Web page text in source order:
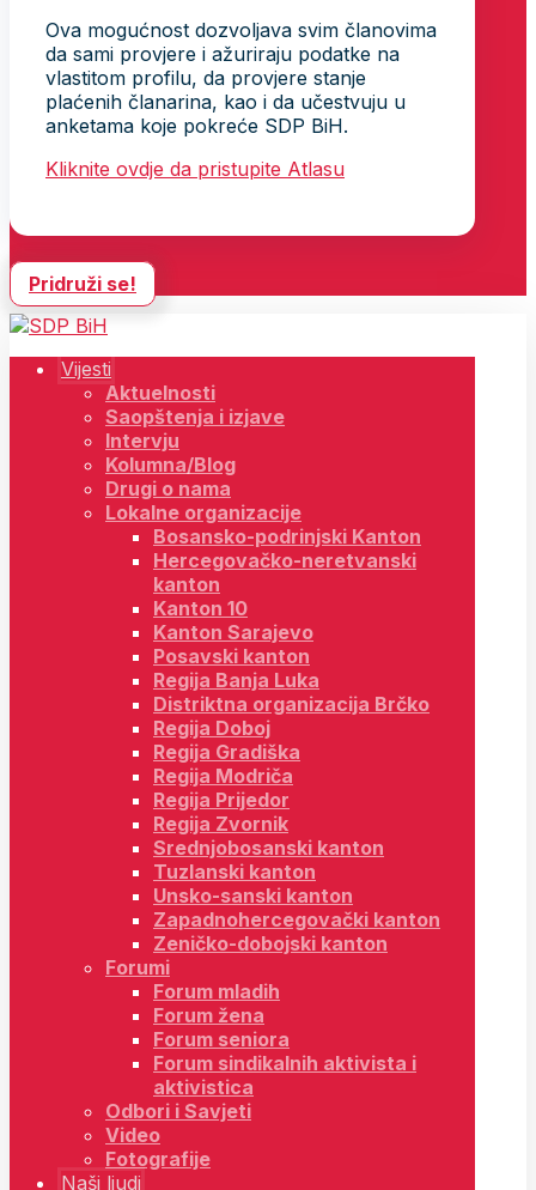
Ova mogućnost dozvoljava svim članovima
da sami provjere i ažuriraju podatke na
vlastitom profilu, da provjere stanje
plaćenih članarina, kao i da učestvuju u
anketama koje pokreće SDP BiH.
Kliknite ovdje da pristupite Atlasu
Pridruži se!
Vijesti
Aktuelnosti
Saopštenja i izjave
Intervju
Kolumna/Blog
Drugi o nama
Lokalne organizacije
Bosansko-podrinjski Kanton
Hercegovačko-neretvanski
kanton
Kanton 10
Kanton Sarajevo
Posavski kanton
Regija Banja Luka
Distriktna organizacija Brčko
Regija Doboj
Regija Gradiška
Regija Modriča
Regija Prijedor
Regija Zvornik
Srednjobosanski kanton
Tuzlanski kanton
Unsko-sanski kanton
Zapadnohercegovački kanton
Zeničko-dobojski kanton
Forumi
Forum mladih
Forum žena
Forum seniora
Forum sindikalnih aktivista i
aktivistica
Odbori i Savjeti
Video
Fotografije
Naši ljudi